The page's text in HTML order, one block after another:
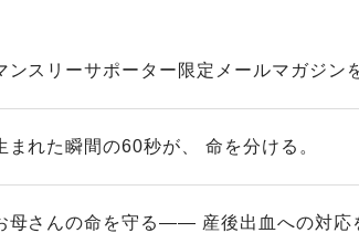
ンスリーサポーター限定メールマガジン
まれた瞬間の60秒が、 命を分ける。
母さんの命を守る—— 産後出血への対応